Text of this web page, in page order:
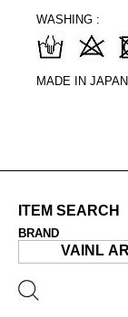
WASHING :
MADE IN JAPAN
ITEM SEARCH
BRAND